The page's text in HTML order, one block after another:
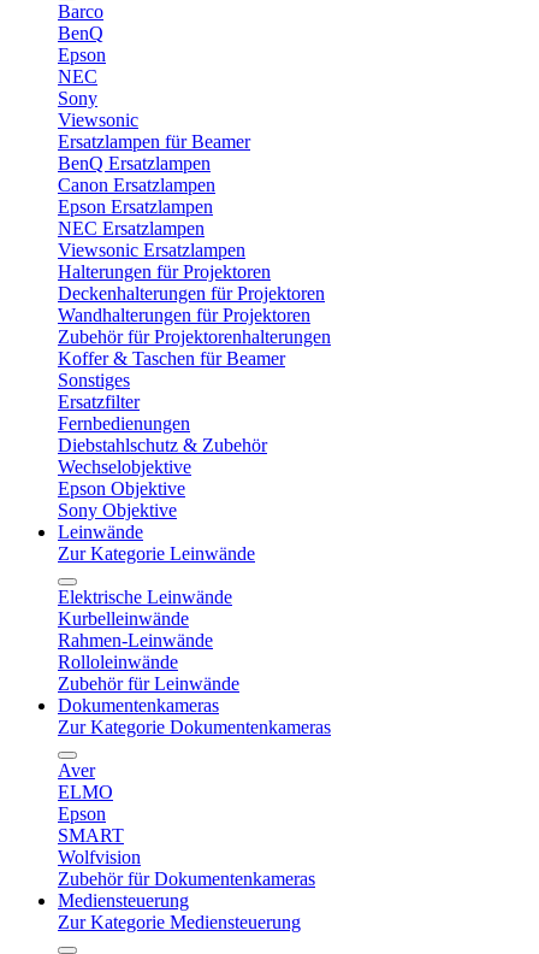
Barco
BenQ
Epson
NEC
Sony
Viewsonic
Ersatzlampen für Beamer
BenQ Ersatzlampen
Canon Ersatzlampen
Epson Ersatzlampen
NEC Ersatzlampen
Viewsonic Ersatzlampen
Halterungen für Projektoren
Deckenhalterungen für Projektoren
Wandhalterungen für Projektoren
Zubehör für Projektorenhalterungen
Koffer & Taschen für Beamer
Sonstiges
Ersatzfilter
Fernbedienungen
Diebstahlschutz & Zubehör
Wechselobjektive
Epson Objektive
Sony Objektive
Leinwände
Zur Kategorie Leinwände
Elektrische Leinwände
Kurbelleinwände
Rahmen-Leinwände
Rolloleinwände
Zubehör für Leinwände
Dokumentenkameras
Zur Kategorie Dokumentenkameras
Aver
ELMO
Epson
SMART
Wolfvision
Zubehör für Dokumentenkameras
Mediensteuerung
Zur Kategorie Mediensteuerung